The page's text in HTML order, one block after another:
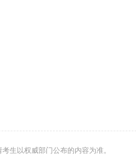
生以权威部门公布的内容为准。